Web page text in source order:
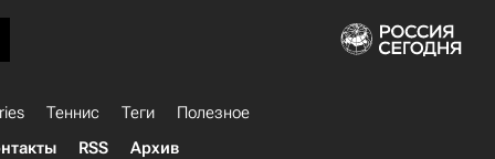
Теннис Теги
Полезное
RSS Архив